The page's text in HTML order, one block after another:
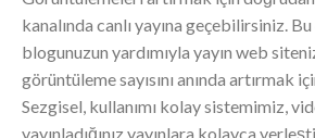
kanalında canlı yayına geçebilirsiniz.
blogunuzun yardımıyla yayın web
görüntüleme sayısını anında artırmak
Sezgisel, kullanımı kolay sistemimiz,
yayınladığınız yayınlara kolayca